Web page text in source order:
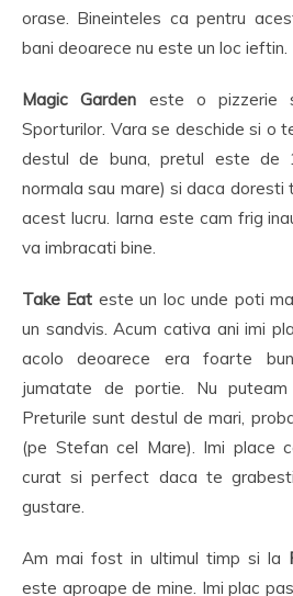
orase. Bineinteles ca pentru
bani deoarece nu este un loc ieftin.
Magic Garden este o pizzerie
Sporturilor. Vara se deschide si o
destul de buna, pretul este de
normala sau mare) si daca doresti
acest lucru. Iarna este cam frig
va imbracati bine.
Take Eat este un loc unde poti
un sandvis. Acum cativa ani imi
acolo deoarece era foarte
jumatate de portie. Nu puteam
Preturile sunt destul de mari,
(pe Stefan cel Mare). Imi place
curat si perfect daca te
gustare.
Am mai fost in ultimul timp si la
este aproape de mine. Imi plac